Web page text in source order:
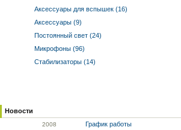
Аксессуары для вспышек (16)
Аксессуары (9)
Постоянный свет (24)
Микрофоны (96)
Стабилизаторы (14)
Новости
2008 График работы